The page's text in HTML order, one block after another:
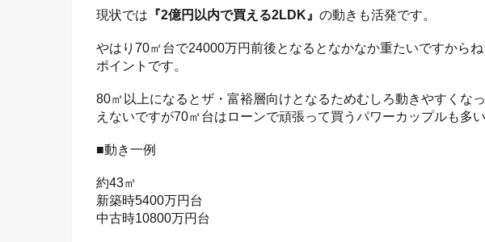
現状では 『2億円以内で買える2LDK』 の動きも活発です。
やはり70㎡台で24000万円前後となるとなかなか重たいですから
ポイントです。
80㎡以上になるとザ・富裕層向けとなるためむしろ動きやすくな
えないですが70㎡台はローンで頑張って買うパワーカップルも多
■動き一例
約43㎡
新築時5400万円台
中古時10800万円台